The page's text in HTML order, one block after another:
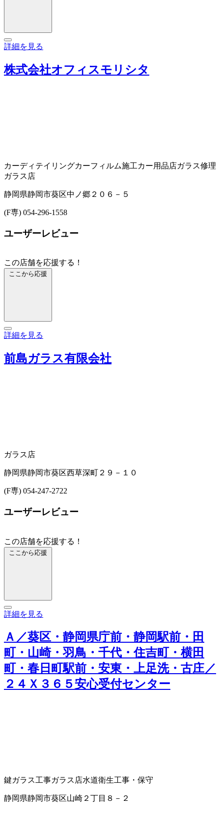
詳細を見る
株式会社オフィスモリシタ
カーディテイリングカーフィルム施工カー用品店ガラス修理
ガラス店
静岡県静岡市葵区中ノ郷２０６－５
(F専) 054-296-1558
ユーザーレビュー
この店舗を応援する！
ここから応援
詳細を見る
前島ガラス有限会社
ガラス店
静岡県静岡市葵区西草深町２９－１０
(F専) 054-247-2722
ユーザーレビュー
この店舗を応援する！
ここから応援
詳細を見る
Ａ／葵区・静岡県庁前・静岡駅前・田
町・山崎・羽鳥・千代・住吉町・横田
町・春日町駅前・安東・上足洗・古庄／
２４Ｘ３６５安心受付センター
鍵ガラス工事ガラス店水道衛生工事・保守
静岡県静岡市葵区山崎２丁目８－２